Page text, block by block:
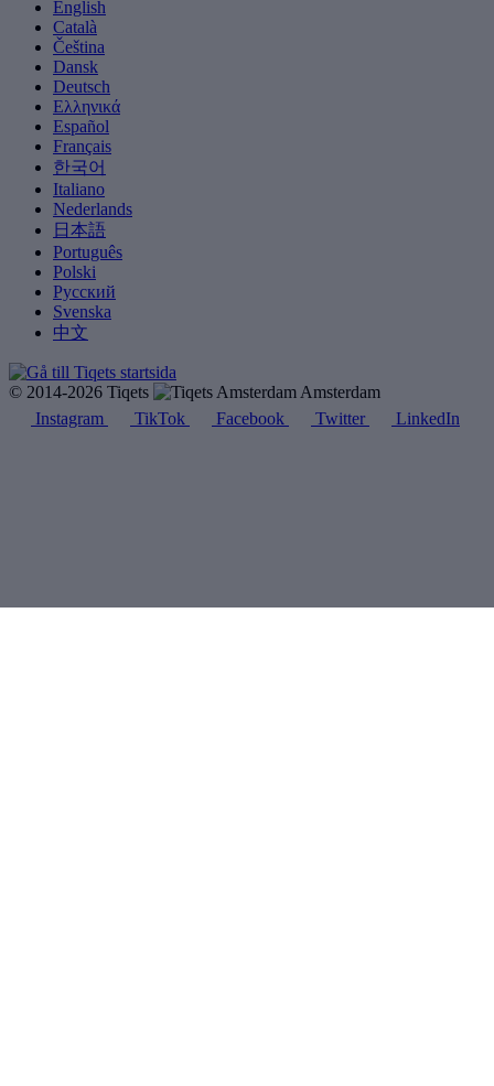
English
Català
Čeština
Dansk
Deutsch
Ελληνικά
Español
Français
한국어
Italiano
Nederlands
日本語
Português
Polski
Русский
Svenska
中文
© 2014-2026 Tiqets
Amsterdam
Instagram
TikTok Facebook Twitter LinkedIn